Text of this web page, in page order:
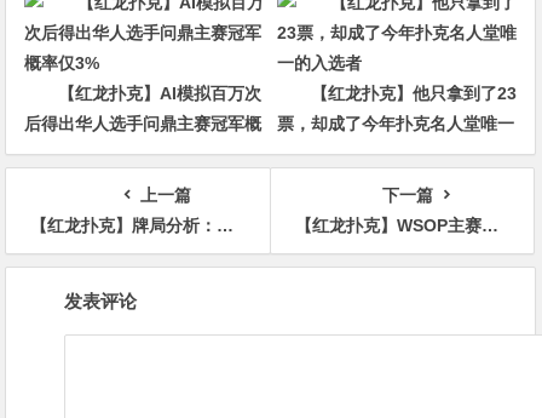
【红龙扑克】AI模拟百万次
后得出华人选手问鼎主赛冠军概
率仅3%
【红龙扑克】他只拿到了23
票，却成了今年扑克名人堂唯一
的入选者
上一篇
【红龙扑克】牌局分析：Nice fold，以后请继续fold
下一篇
【红龙扑克】WSOP主赛玩家被欺骗盖牌后，他仗义执言却被罚停牌一圈
发表评论